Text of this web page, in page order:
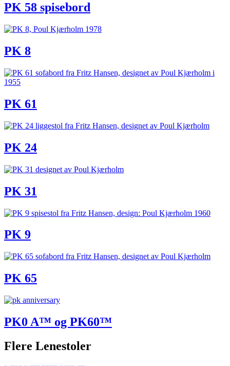
PK 58 spisebord
PK 8
PK 61
PK 24
PK 31
PK 9
PK 65
PK0 A™ og PK60™
Flere Lenestoler